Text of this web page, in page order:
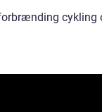
cykling